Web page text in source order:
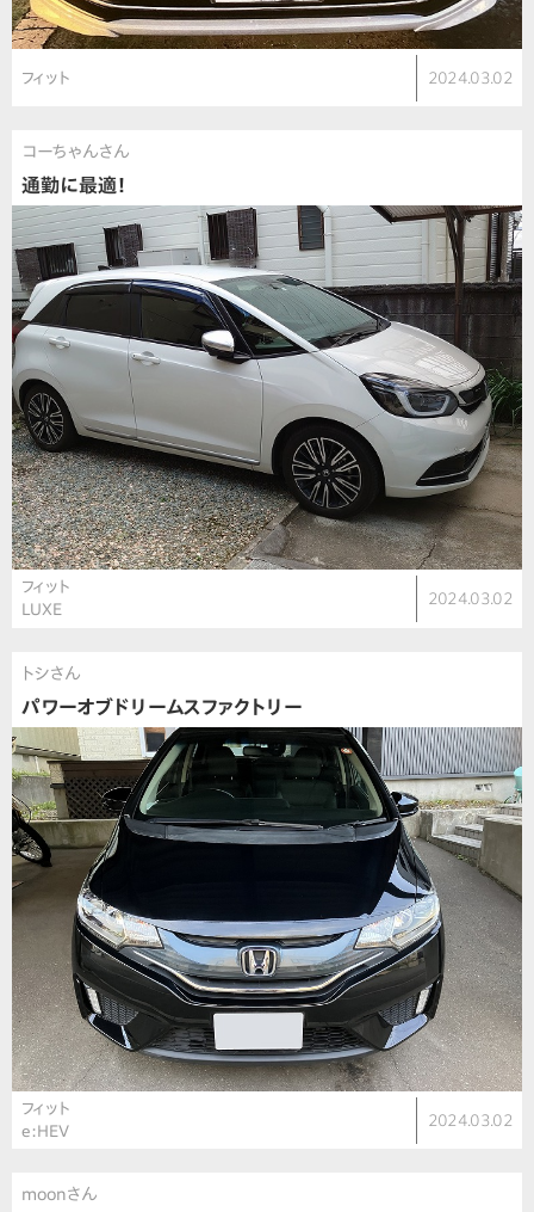
フィット 2024.03.02
コーちゃんさん
通勤に最適！
フィット
LUXE
2024.03.02
トシさん
パワーオブドリームスファクトリー
フィット
e:HEV
2024.03.02
moonさん